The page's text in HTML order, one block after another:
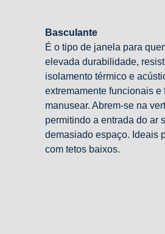
Basculante
É o tipo de janela para
elevada durabilidade,
isolamento térmico e
extremamente funcionais e
manusear. Abrem-se na
permitindo a entrada do ar
demasiado espaço. Ideais
com tetos baixos.